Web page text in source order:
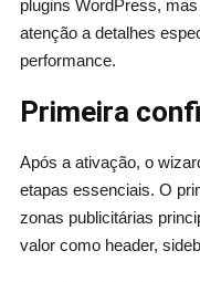
plugins WordPress,
atenção a detalhes
performance.
Primeira
Após a ativação, o
etapas essenciais. O
zonas publicitárias
valor como header,